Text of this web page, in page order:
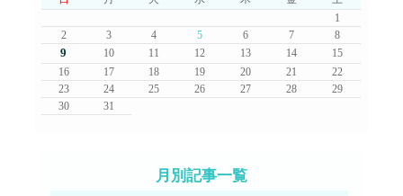
1
2
3 4 5 6 7 8
9 10 11 12 13 14
15
16
17 18 19 20 21
22
23
24 25 26 27 28
29
30
31
月別記事一覧